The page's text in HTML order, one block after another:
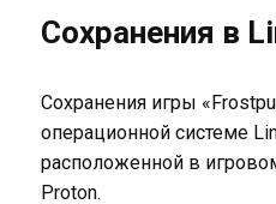
Сохранения в
Сохранения игры
операционной системе
расположенной в
Proton.